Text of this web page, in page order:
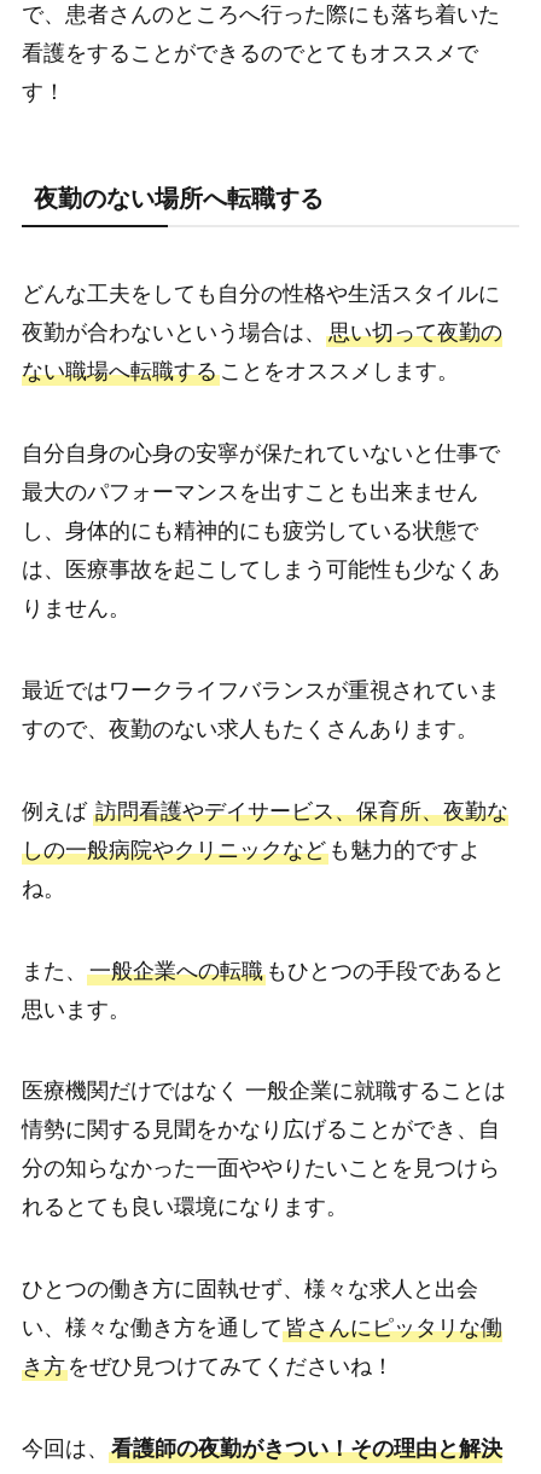
で、患者さんのところへ行った際にも落ち着いた
看護をすることができるのでとてもオススメで
す！
夜勤のない場所へ転職する
どんな工夫をしても自分の性格や生活スタイルに
夜勤が合わないという場合は、 思い切って夜勤の
ない職場へ転職することをオススメします。
自分自身の心身の安寧が保たれていないと仕事で
最大のパフォーマンスを出すことも出来ません
し、身体的にも精神的にも疲労している状態で
は、医療事故を起こしてしまう可能性も少なくあ
りません。
最近ではワークライフバランスが重視されていま
すので、夜勤のない求人もたくさんあります。
例えば 訪問看護やデイサービス、保育所、夜勤な
しの一般病院やクリニックなども魅力的ですよ
ね。
また、 一般企業への転職もひとつの手段であると
思います。
医療機関だけではなく 一般企業に就職することは
情勢に関する見聞をかなり広げることができ、自
分の知らなかった一面ややりたいことを見つけら
れるとても良い環境になります。
ひとつの働き方に固執せず、様々な求人と出会
い、様々な働き方を通して皆さんにピッタリな働
き方をぜひ見つけてみてくださいね！
今回は、 看護師の夜勤がきつい！その理由と解決